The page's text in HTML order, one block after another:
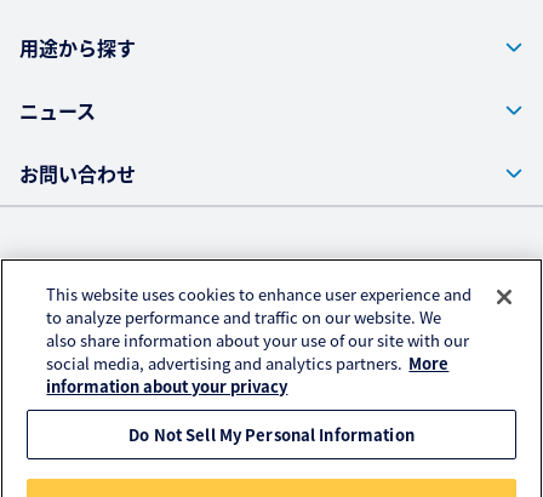
用途から探す
ニュース
お問い合わせ
株式会社クラレ ウェブサイト
プライバシーポリシー
アクセスデータの取扱いについて
ご利用にあたって
© KURARAY CO., LTD. All RIGHTS RESERVED.
This website uses cookies to enhance user experience and
to analyze performance and traffic on our website. We
also share information about your use of our site with our
social media, advertising and analytics partners. More
information about your privacy
Do Not Sell My Personal Information